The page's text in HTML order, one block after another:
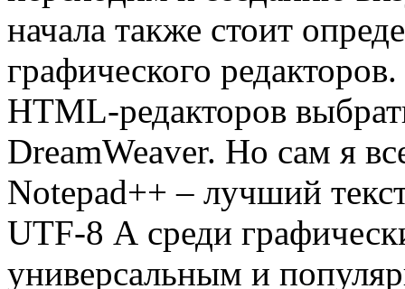
начала также стоит
графического
HTML-редакторов
DreamWeaver. Но сам я
Notepad++ – лучший
UTF-8 А среди
универсальным и